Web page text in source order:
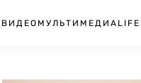
ВИДЕО МУЛЬТИМЕДИА